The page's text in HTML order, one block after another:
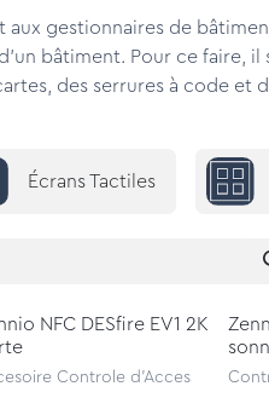
aux gestionnaires de
bâtiment. Pour ce faire,
des serrures à code et
Écrans Tactiles
NFC DESfire EV1 2K
Controle d'Acces